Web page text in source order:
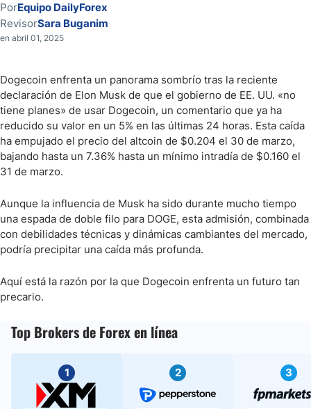
PorEquipo DailyForex
RevisorSara Buganim
en abril 01, 2025
Dogecoin enfrenta un panorama sombrío tras la reciente
declaración de Elon Musk de que el gobierno de EE. UU. «no
tiene planes» de usar Dogecoin, un comentario que ya ha
reducido su valor en un 5% en las últimas 24 horas. Esta caída
ha empujado el precio del altcoin de $0.204 el 30 de marzo,
bajando hasta un 7.36% hasta un mínimo intradía de $0.160 el
31 de marzo.
Aunque la influencia de Musk ha sido durante mucho tiempo
una espada de doble filo para DOGE, esta admisión, combinada
con debilidades técnicas y dinámicas cambiantes del mercado,
podría precipitar una caída más profunda.
Aquí está la razón por la que Dogecoin enfrenta un futuro tan
precario.
Top Brokers de Forex en línea
1 2 3